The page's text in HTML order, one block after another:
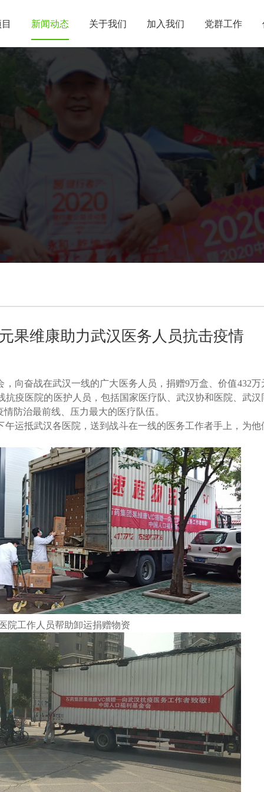
新闻动态 关于我们 加入我们 党群工作
果维康助力武汉医务人员抗击疫情
向奋战在武汉一线的广大医务人员，捐赠9万盒、价值432万
疫医院的医护人员，包括国家医疗队、武汉协和医院、武汉
防治最前线、压力最大的医疗队伍。
运抵武汉各医院，送到战斗在一线的医务工作者手上，为他
院工作人员帮助卸运捐赠物资